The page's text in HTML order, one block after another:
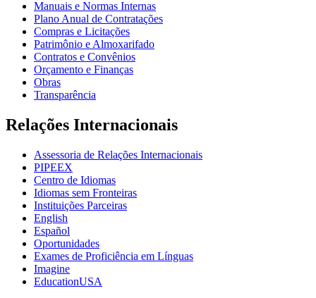
Manuais e Normas Internas
Plano Anual de Contratações
Compras e Licitações
Patrimônio e Almoxarifado
Contratos e Convênios
Orçamento e Finanças
Obras
Transparência
Relações Internacionais
Assessoria de Relações Internacionais
PIPEEX
Centro de Idiomas
Idiomas sem Fronteiras
Instituições Parceiras
English
Español
Oportunidades
Exames de Proficiência em Línguas
Imagine
EducationUSA